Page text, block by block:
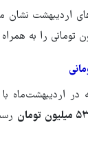
تومانی را به